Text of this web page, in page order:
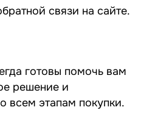
связи на сайте.
готовы помочь вам
решение и
всем этапам покупки.